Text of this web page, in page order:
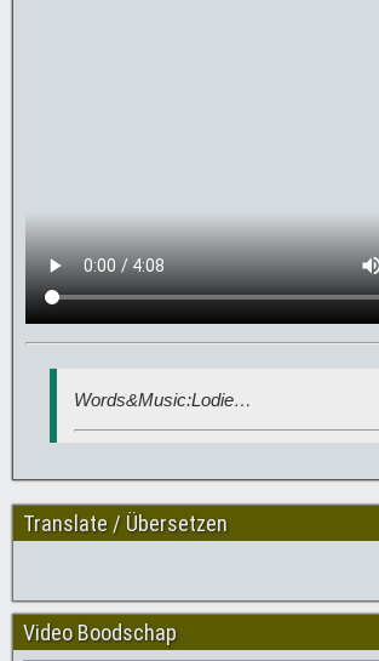
Words&Music:Lodie…
Translate / Übersetzen
Video Boodschap